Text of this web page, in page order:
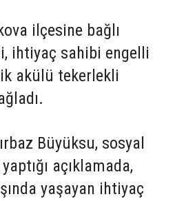
ilçesine bağlı
ihtiyaç sahibi engelli
akülü tekerlekli
Büyüksu, sosyal
açıklamada,
yaşayan ihtiyaç